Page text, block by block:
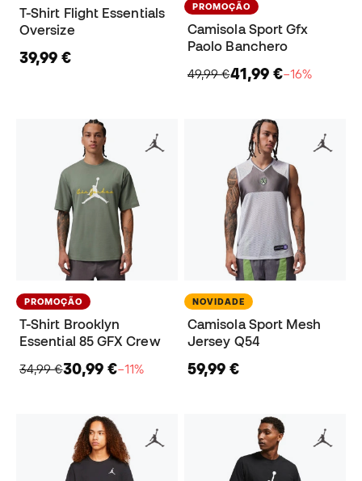
T-Shirt Flight Essentials
Oversize
39,99 €
PROMOÇÃO
Camisola Sport Gfx
Paolo Banchero
49,99 €41,99 €−16%
PROMOÇÃO
T-Shirt Brooklyn
Essential 85 GFX Crew
34,99 €30,99 €−11%
NOVIDADE
Camisola Sport Mesh
Jersey Q54
59,99 €